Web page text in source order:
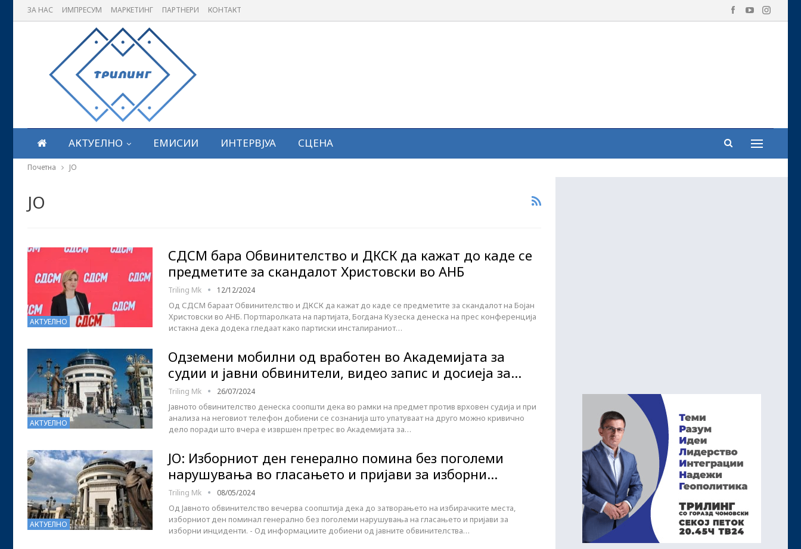
ЗА НАС ИМПРЕСУМ МАРКЕТИНГ ПАРТНЕРИ КОНТАКТ
АКТУЕЛНО ЕМИСИИ ИНТЕРВЈУА СЦЕНА
Почетна ЈО
ЈО
АКТУЕЛНО
СДСМ бара Обвинителство и ДКСК да кажат до каде се
предметите за скандалот Христовски во АНБ
Triling Mk 12/12/2024
Од СДСМ бараат Обвинителство и ДКСК да кажат до каде се предметите за скандалот на Бојан
Христовски во АНБ. Портпаролката на партијата, Богдана Кузеска денеска на прес конференција
истакна дека додека гледаат како партиски инсталираниот…
АКТУЕЛНО
Одземени мобилни од вработен во Академијата за
судии и јавни обвинители, видео запис и досиеја за…
Triling Mk 26/07/2024
Јавното обвинителство денеска соопшти дека во рамки на предмет против врховен судија и при
анализа на неговиот телефон добиени се сознанија што упатуваат на друго можно кривично
дело поради што вчера е извршен претрес во Академијата за…
АКТУЕЛНО
ЈО: Изборниот ден генерално помина без поголеми
нарушувања во гласањето и пријави за изборни…
Triling Mk 08/05/2024
Од Јавното обвинителство вечерва соопштија дека до затворањето на избирачките места,
изборниот ден поминал генерално без поголеми нарушувања на гласањето и пријави за
изборни инциденти. - Од информациите добиени од јавните обвинителства…